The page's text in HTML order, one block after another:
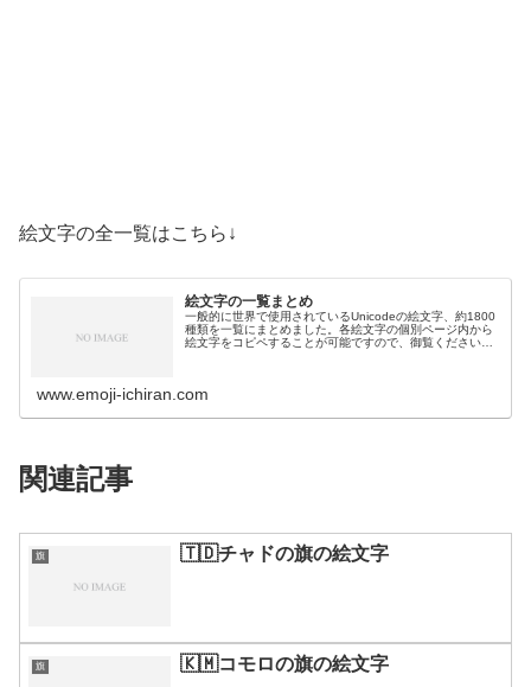
絵文字の全一覧はこちら↓
絵文字の一覧まとめ
一般的に世界で使用されているUnicodeの絵文字、約1800
種類を一覧にまとめました。各絵文字の個別ページ内から
絵文字をコピペすることが可能ですので、御覧ください。
www.emoji-ichiran.com
関連記事
旗 🇹🇩チャドの旗の絵文字
旗 🇰🇲コモロの旗の絵文字